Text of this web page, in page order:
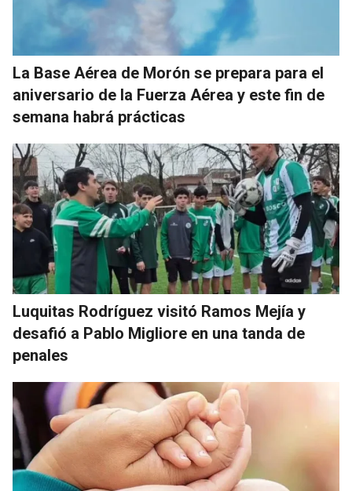
La Base Aérea de Morón se prepara para el
aniversario de la Fuerza Aérea y este fin de
semana habrá prácticas
Luquitas Rodríguez visitó Ramos Mejía y
desafió a Pablo Migliore en una tanda de
penales